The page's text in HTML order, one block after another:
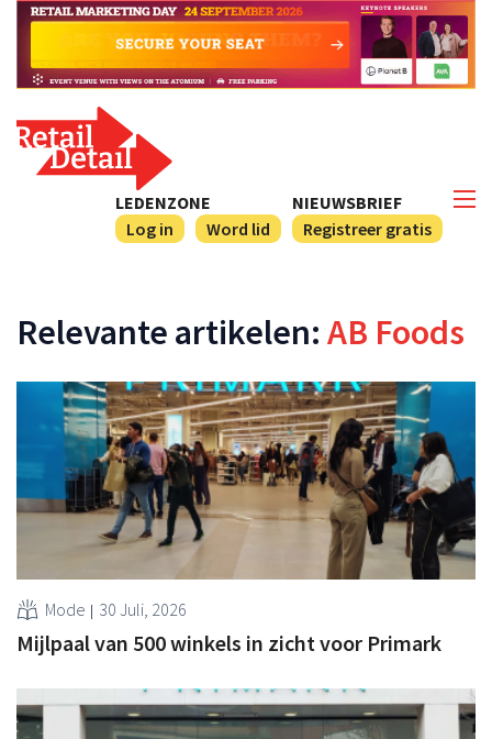
NIEUWSBRIEF
Registreer gratis
LEDENZONE
Log in
Word lid
Relevante artikelen: AB Foods
Mode 30 Juli, 2026
Mijlpaal van 500 winkels in zicht voor Primark